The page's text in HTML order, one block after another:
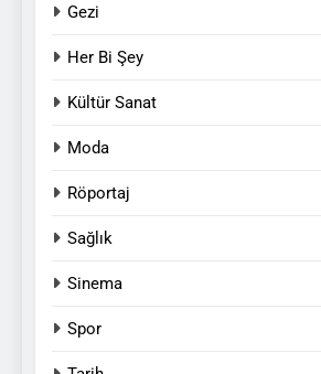
Gezi
Her Bi Şey
Kültür Sanat
Moda
Röportaj
Sağlık
Sinema
Spor